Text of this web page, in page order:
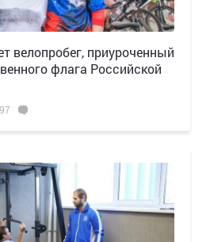
велопробег, приуроченный
флага Российской